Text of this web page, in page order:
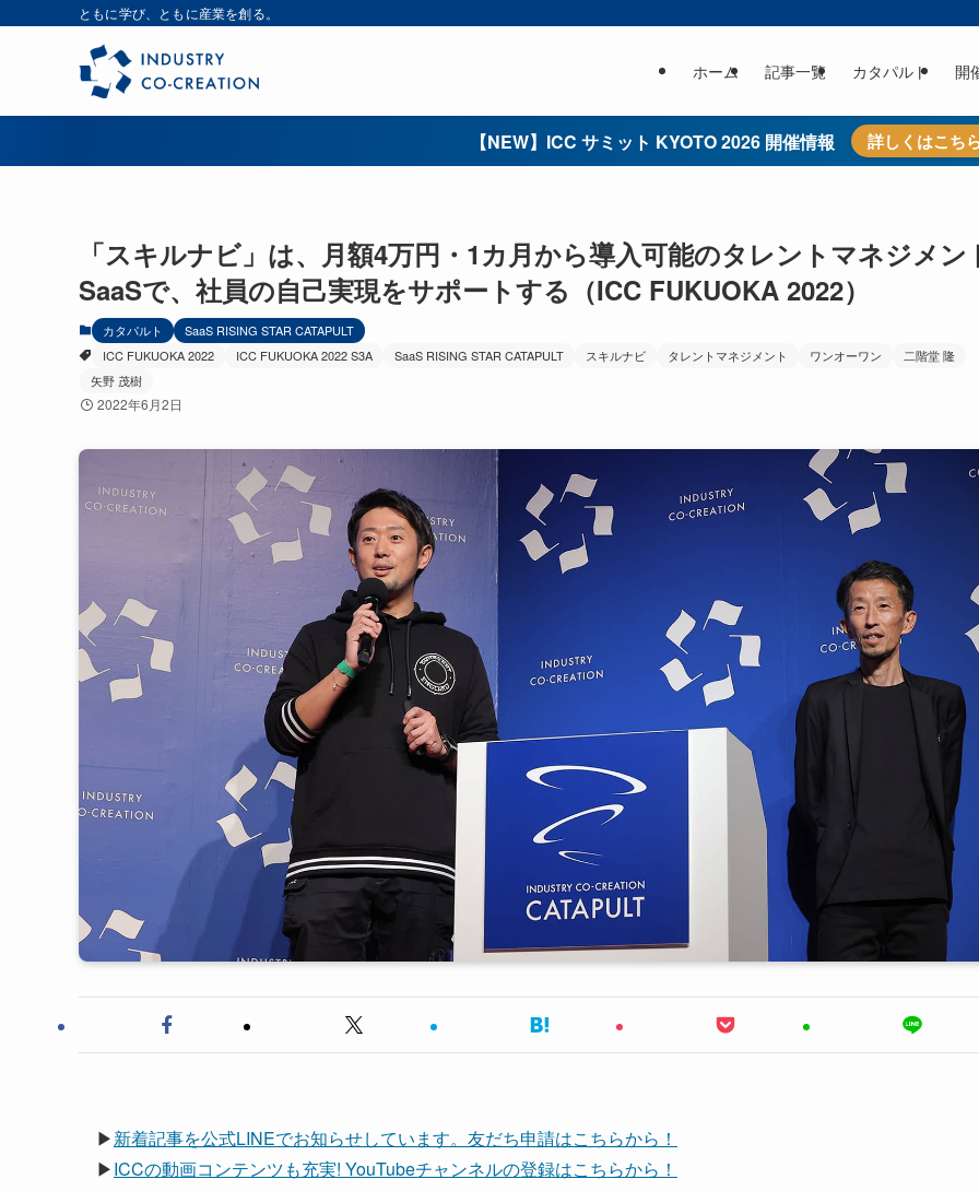
ともに学び、ともに産業を創る。
ホーム 記事一覧 カタパルト 開
【NEW】ICC サミット KYOTO 2026 開催情報 詳しくはこち
「スキルナビ」は、月額4万円・1カ月から導入可能のタレントマネジメン
SaaSで、社員の自己実現をサポートする（ICC FUKUOKA 2022）
カタパルト
SaaS RISING STAR CATAPULT
ICC FUKUOKA 2022
ICC FUKUOKA 2022 S3A SaaS RISING STAR CATAPULT スキルナビ タレントマネジメント ワンオーワン
二階堂 隆
矢野 茂樹
2022年6月2日
▶新着記事を公式LINEでお知らせしています。友だち申請はこちらから！
▶ICCの動画コンテンツも充実! YouTubeチャンネルの登録はこちらから！